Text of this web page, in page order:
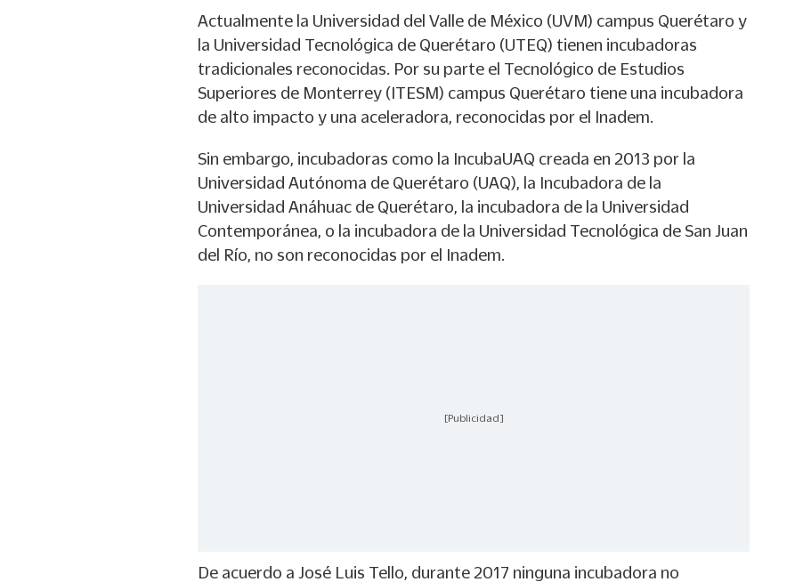
Actualmente la Universidad del Valle de México (UVM) campus Querétaro y
la Universidad Tecnológica de Querétaro (UTEQ) tienen incubadoras
tradicionales reconocidas. Por su parte el Tecnológico de Estudios
Superiores de Monterrey (ITESM) campus Querétaro tiene una incubadora
de alto impacto y una aceleradora, reconocidas por el Inadem.
Sin embargo, incubadoras como la IncubaUAQ creada en 2013 por la
Universidad Autónoma de Querétaro (UAQ), la Incubadora de la
Universidad Anáhuac de Querétaro, la incubadora de la Universidad
Contemporánea, o la incubadora de la Universidad Tecnológica de San Juan
del Río, no son reconocidas por el Inadem.
[Publicidad]
De acuerdo a José Luis Tello, durante 2017 ninguna incubadora no